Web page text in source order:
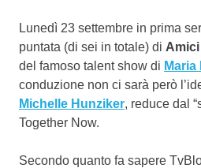
Lunedì 23 settembre in prima
puntata (di sei in totale) di
del famoso talent show di
conduzione non ci sarà però
Michelle Hunziker, reduce dal
Together Now.
Secondo quanto fa sapere